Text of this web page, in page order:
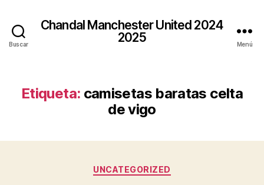
Buscar
Chandal Manchester United 2024
2025
Menú
Etiqueta: camisetas baratas celta
de vigo
Categorías
UNCATEGORIZED